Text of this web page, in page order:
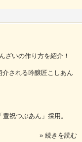
ざいの作り方を紹介！
される吟醸匠こしあん
祝つぶあん」採用。
» 続きを読む